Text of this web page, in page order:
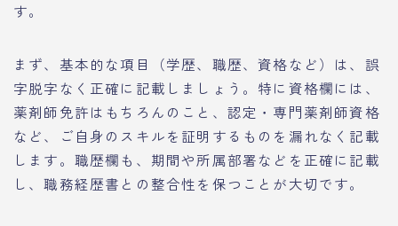
す。
まず、基本的な項目（学歴、職歴、資格など）は、誤
字脱字なく正確に記載しましょう。特に資格欄には、
薬剤師免許はもちろんのこと、認定・専門薬剤師資格
など、ご自身のスキルを証明するものを漏れなく記載
します。職歴欄も、期間や所属部署などを正確に記載
し、職務経歴書との整合性を保つことが大切です。